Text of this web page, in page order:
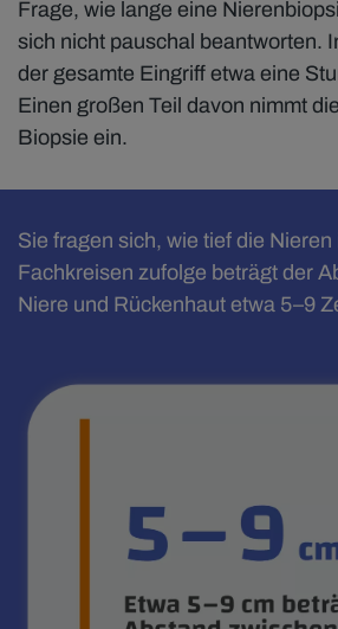
Frage, wie lange eine
sich nicht pauschal beantworten.
der gesamte Eingriff etwa eine
Einen großen Teil davon nimmt
Biopsie ein.
Sie fragen sich, wie tief die
Fachkreisen zufolge beträgt der
Niere und Rückenhaut etwa 5–9